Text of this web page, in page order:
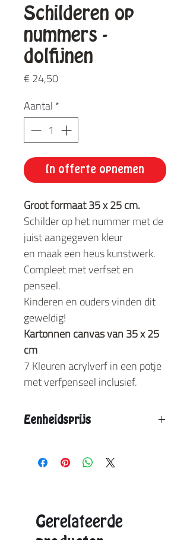
Schilderen op
nummers -
dolfijnen
€ 24,50Prijs
Aantal*
In offerte opnemen
Groot formaat 35 x 25 cm.
Schilder op het nummer met de
juist aangegeven kleur
en maak een heus kunstwerk.
Compleet met verfset en
penseel.
Kinderen en ouders vinden dit
geweldig!
Kartonnen canvas van 35 x 25
cm
7 Kleuren acrylverf in een potje
met verfpenseel inclusief.
Eenheidsprijs
Vanaf 12 stuks: € 18,50
Exacte prijzen ontvangt u in de offerte.
Gerelateerde